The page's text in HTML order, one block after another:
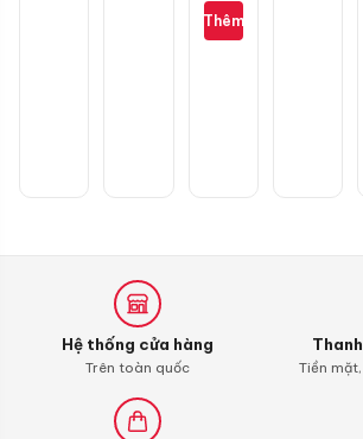
cho
Honda
Thêm
Hệ thống cửa hàng
Trên toàn quốc Tiền